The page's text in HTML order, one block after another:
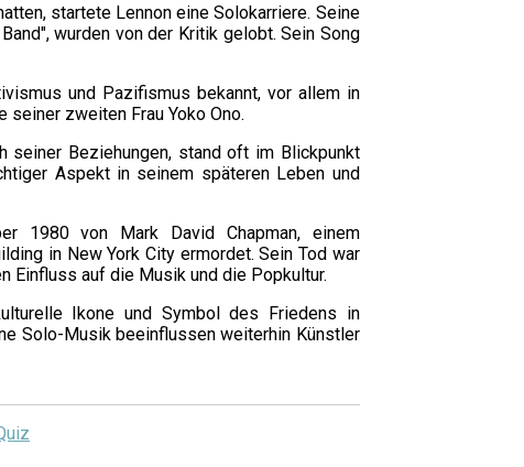
startete Lennon eine Solokarriere. Seine
wurden von der Kritik gelobt. Sein Song
und Pazifismus bekannt, vor allem in
seiner zweiten Frau Yoko Ono.
seiner Beziehungen, stand oft im Blickpunkt
Aspekt in seinem späteren Leben und
1980 von Mark David Chapman, einem
in New York City ermordet. Sein Tod war
Einfluss auf die Musik und die Popkultur.
Ikone und Symbol des Friedens in
Solo-Musik beeinflussen weiterhin Künstler